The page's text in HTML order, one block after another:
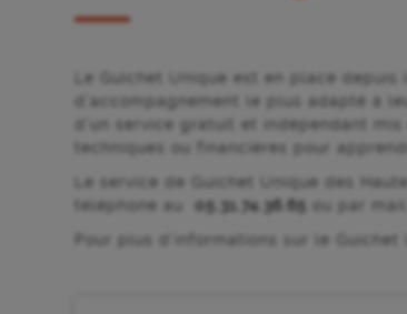
Le Guichet Unique est en place
d’accompagnement le plus adapté à
d’un service gratuit et indépendant
techniques ou financières pour
Le service de Guichet Unique des
téléphone au 05.31.74.36.65 ou par
Pour plus d’informations sur le